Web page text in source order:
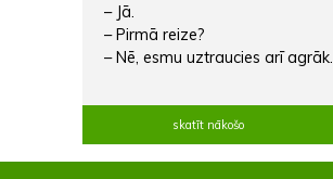
– Jā.
– Pirmā reize?
– Nē, esmu uztraucies arī agrāk.
skatīt nākošo